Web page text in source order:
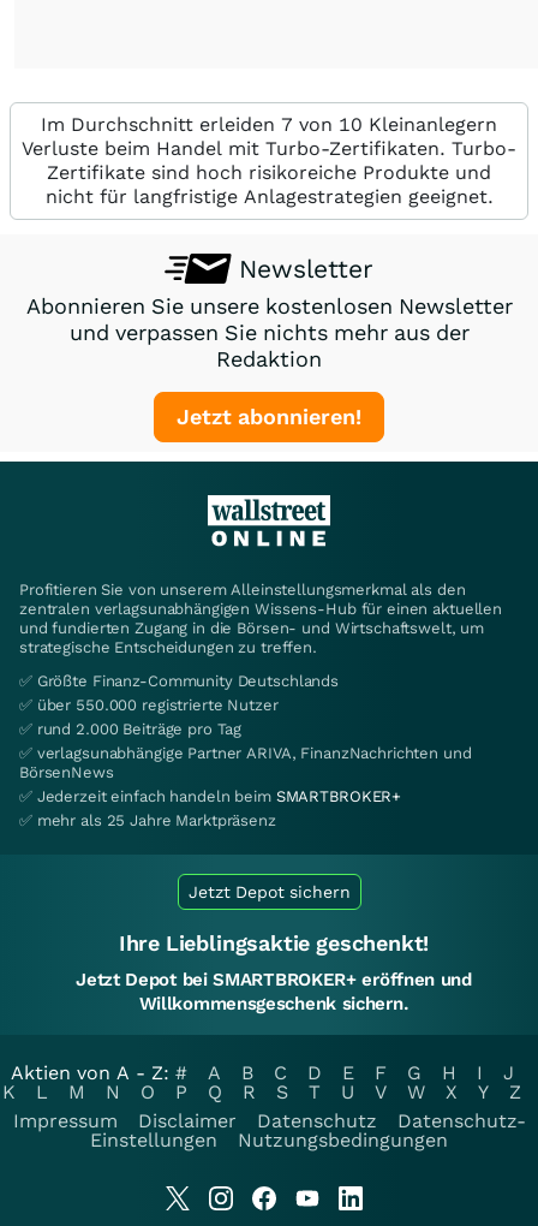
Im Durchschnitt erleiden 7 von 10 Kleinanlegern
Verluste beim Handel mit Turbo-Zertifikaten. Turbo-
Zertifikate sind hoch risikoreiche Produkte und
nicht für langfristige Anlagestrategien geeignet.
Newsletter
Abonnieren Sie unsere kostenlosen Newsletter
und verpassen Sie nichts mehr aus der
Redaktion
Jetzt abonnieren!
Profitieren Sie von unserem Alleinstellungsmerkmal als den
zentralen verlagsunabhängigen Wissens-Hub für einen aktuellen
und fundierten Zugang in die Börsen- und Wirtschaftswelt, um
strategische Entscheidungen zu treffen.
✅ Größte Finanz-Community Deutschlands
✅ über 550.000 registrierte Nutzer
✅ rund 2.000 Beiträge pro Tag
✅ verlagsunabhängige Partner ARIVA, FinanzNachrichten und
BörsenNews
✅ Jederzeit einfach handeln beim SMARTBROKER+
✅ mehr als 25 Jahre Marktpräsenz
Jetzt Depot sichern
Ihre Lieblingsaktie geschenkt!
Jetzt Depot bei SMARTBROKER+ eröffnen und
Willkommensgeschenk sichern.
Aktien von A - Z: # A B C D E F G H I
J
K
L M N O P Q R S T U V W X Y
Z
Impressum
Disclaimer Datenschutz
Datenschutz-
Einstellungen
Nutzungsbedingungen